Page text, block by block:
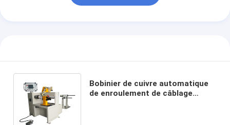
Bobinier de cuivre automatique
de enroulement de câblage